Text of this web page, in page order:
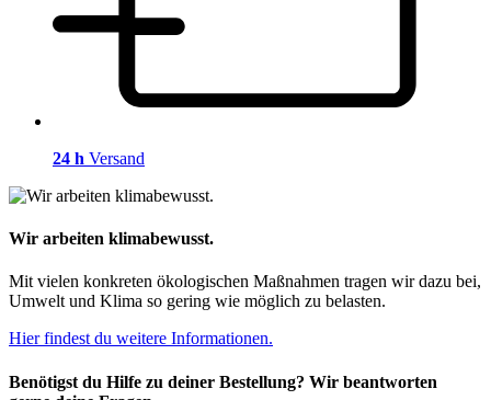
24 h Versand
Wir arbeiten klimabewusst.
Mit vielen konkreten ökologischen Maßnahmen tragen wir dazu bei,
Umwelt und Klima so gering wie möglich zu belasten.
Hier findest du weitere Informationen.
Benötigst du Hilfe zu deiner Bestellung? Wir beantworten